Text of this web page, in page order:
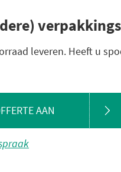
leveren. Heeft u
AAN